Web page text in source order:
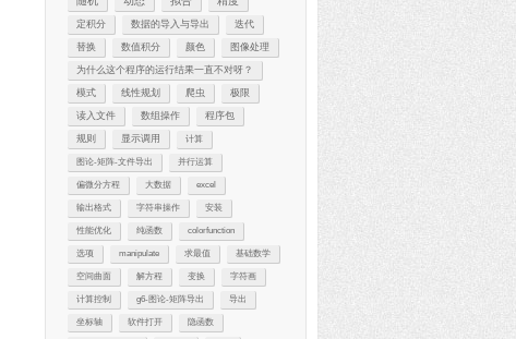
定积分 数据的导入与导出 迭代
替换 数值积分 颜色 图像处理
为什么这个程序的运行结果一直不对呀？
模式 线性规划 爬虫 极限
读入文件 数组操作 程序包
规则 显示调用 计算
图论-矩阵-文件导出 并行运算
偏微分方程 大数据 excel
输出格式 字符串操作 安装
性能优化 纯函数 colorfunction
选项 manipulate 求最值 基础数学
空间曲面 解方程 变换 字符画
计算控制 g6-图论-矩阵导出 导出
坐标轴 软件打开 隐函数